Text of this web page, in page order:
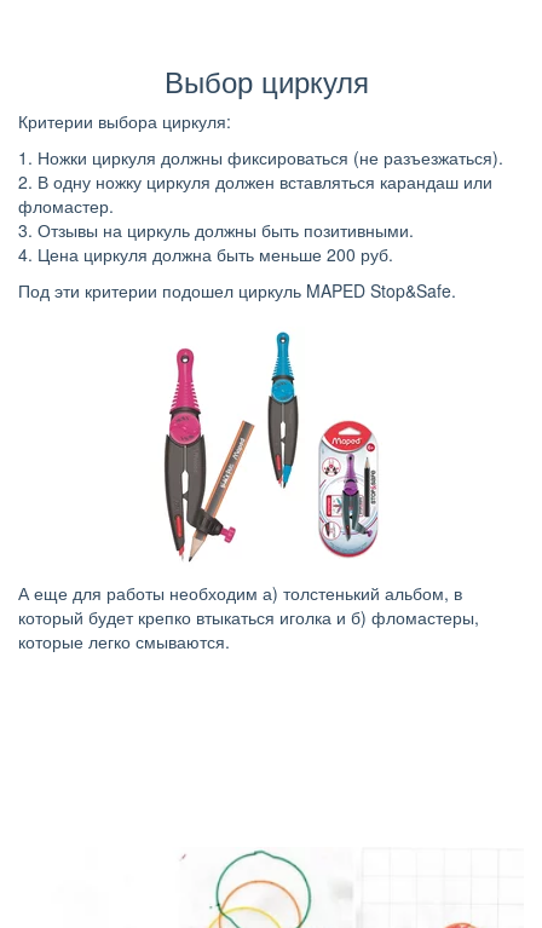
Выбор циркуля
Критерии выбора циркуля:
1. Ножки циркуля должны фиксироваться (не разъезжаться).
2. В одну ножку циркуля должен вставляться карандаш или
фломастер.
3. Отзывы на циркуль должны быть позитивными.
4. Цена циркуля должна быть меньше 200 руб.
Под эти критерии подошел циркуль MAPED Stop&Safe.
А еще для работы необходим а) толстенький альбом, в
который будет крепко втыкаться иголка и б) фломастеры,
которые легко смываются.